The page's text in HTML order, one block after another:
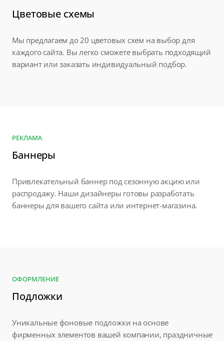
Цветовые схемы
Мы предлагаем до 20 цветовых схем на выбор для
каждого сайта. Вы легко сможете выбрать подходящий
вариант или заказать индивидуальный подбор.
РЕКЛАМА
Баннеры
Привлекательный баннер под сезонную акцию или
распродажу. Наши дизайнеры готовы разработать
баннеры для вашего сайта или интернет-магазина.
ОФОРМЛЕНИЕ
Подложки
Уникальные фоновые подложки на основе
фирменных элементов вашей компании, праздничные